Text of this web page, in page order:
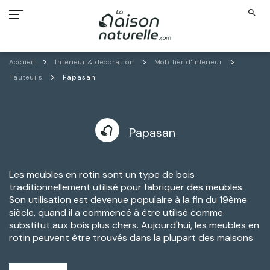
search
Accueil Intérieur & décoration
Mobilier d'intérieur
Fauteuils
Papasan
Papasan
Les meubles en rotin sont un type de bois
traditionnellement utilisé pour fabriquer des meubles.
Son utilisation est devenue populaire à la fin du 19ème
siècle, quand il a commencé à être utilisé comme
substitut aux bois plus chers. Aujourd'hui, les meubles en
rotin peuvent être trouvés dans la plupart des maisons